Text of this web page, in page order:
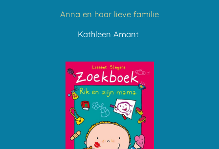
Anna en haar lieve familie
Kathleen Amant